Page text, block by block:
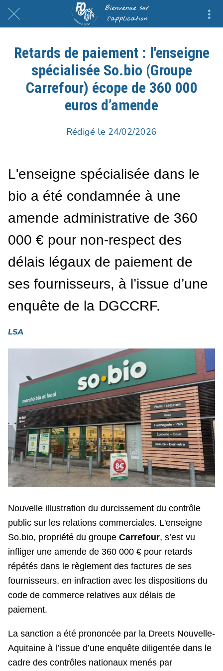
Retards de paiement : l'enseigne
spécialisée So.bio (Groupe
Carrefour) écope de 360 000
euros d’amende
Rédigé le 24/02/2026
L'enseigne spécialisée dans le
bio a été condamnée à une
amende administrative de 360
000 € pour non-respect des
délais légaux de paiement de
ses fournisseurs, à l’issue d’une
enquête de la DGCCRF.
LSA
Nouvelle illustration du durcissement du contrôle
public sur les relations commerciales. L'enseigne
So.bio, propriété du groupe Carrefour, s’est vu
infliger une amende de 360 000 € pour retards
répétés dans le règlement des factures de ses
fournisseurs, en infraction avec les dispositions du
code de commerce relatives aux délais de
paiement.
La sanction a été prononcée par la Dreets Nouvelle-
Aquitaine à l’issue d’une enquête diligentée dans le
cadre des contrôles nationaux menés par